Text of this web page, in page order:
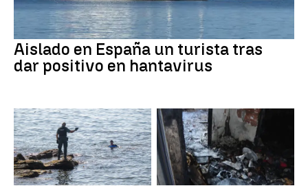
Aislado en España un turista tras
dar positivo en hantavirus